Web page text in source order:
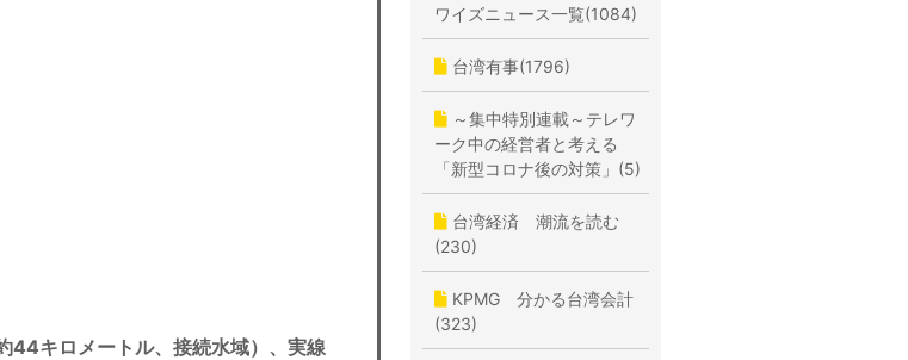
44キロメートル、接続水域）、実線
ワイズニュース一覧(1084)
台湾有事(1796)
～集中特別連載～テレワ
ーク中の経営者と考える
「新型コロナ後の対策」(5)
台湾経済 潮流を読む
(230)
KPMG 分かる台湾会計
(323)